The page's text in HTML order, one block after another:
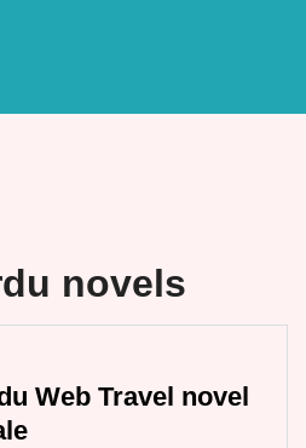
novels
Web Travel novel